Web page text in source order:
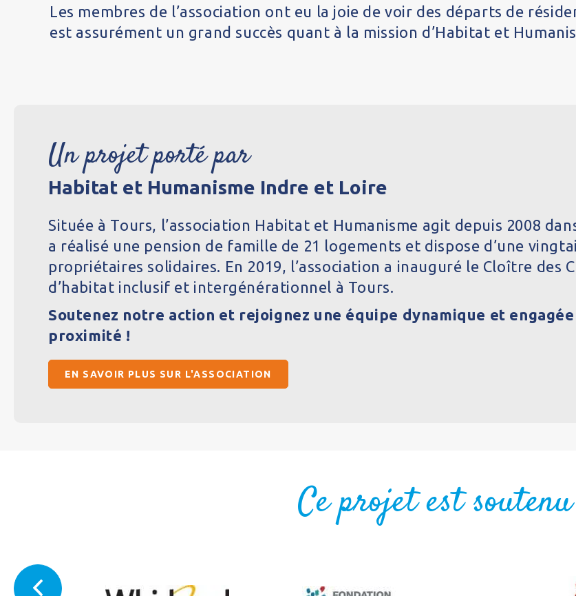
Les membres de l’association ont eu la joie de voir des départs de
est assurément un grand succès quant à la mission d’Habitat et
Un projet porté par
Habitat et Humanisme Indre et Loire
Située à Tours, l’association Habitat et Humanisme agit depuis 2008
a réalisé une pension de famille de 21 logements et dispose d’une
propriétaires solidaires. En 2019, l’association a inauguré le Cloître des
d’habitat inclusif et intergénérationnel à Tours.
Soutenez notre action et rejoignez une équipe dynamique et
proximité !
EN SAVOIR PLUS SUR L'ASSOCIATION
Ce projet est